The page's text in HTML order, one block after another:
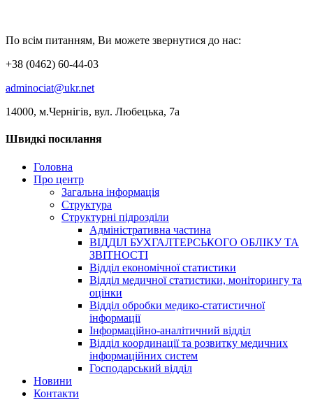
По всім питанням, Ви можете звернутися до нас:
+38 (0462) 60-44-03
adminociat@ukr.net
14000, м.Чернігів, вул. Любецька, 7а
Швидкі посилання
Головна
Про центр
Загальна інформація
Структура
Структурні підрозділи
Адміністративна частина
ВІДДІЛ БУХГАЛТЕРСЬКОГО ОБЛІКУ ТА
ЗВІТНОСТІ
Відділ економічної статистики
Відділ медичної статистики, моніторингу та
оцінки
Відділ обробки медико-статистичної
інформації
Інформаційно-аналітичний відділ
Відділ координації та розвитку медичних
інформаційних систем
Господарський відділ
Новини
Контакти